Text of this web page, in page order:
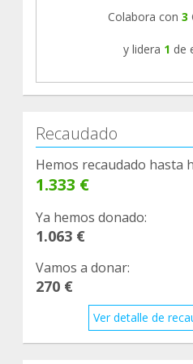
Colabora con 3
y lidera 1 de
Recaudado
Hemos recaudado hasta
1.333 €
Ya hemos donado:
1.063 €
Vamos a donar:
270 €
Ver detalle de